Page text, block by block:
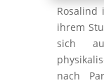
Rosalind
ihrem
sich
nach